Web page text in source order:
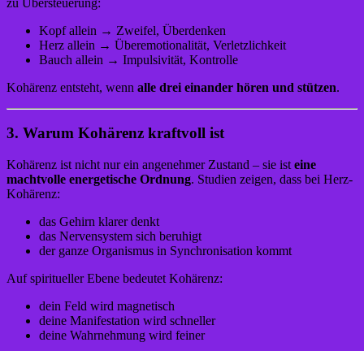
Kopf allein → Zweifel, Überdenken
Herz allein → Überemotionalität, Verletzlichkeit
Bauch allein → Impulsivität, Kontrolle
Kohärenz entsteht, wenn alle drei einander hören und stützen.
3. Warum Kohärenz kraftvoll ist
Kohärenz ist nicht nur ein angenehmer Zustand – sie ist eine
machtvolle energetische Ordnung. Studien zeigen, dass bei Herz-
Kohärenz:
das Gehirn klarer denkt
das Nervensystem sich beruhigt
der ganze Organismus in Synchronisation kommt
Auf spiritueller Ebene bedeutet Kohärenz:
dein Feld wird magnetisch
deine Manifestation wird schneller
deine Wahrnehmung wird feiner